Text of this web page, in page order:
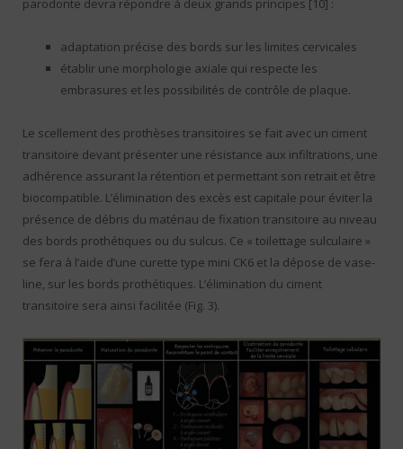
parodonte devra répondre à deux grands principes [10] :
adaptation précise des bords sur les limites cervicales
établir une morphologie axiale qui respecte les
embrasures et les possibilités de contrôle de plaque.
Le scellement des prothèses transitoires se fait avec un ciment
transitoire devant présenter une résistance aux infiltrations, une
adhérence assurant la rétention et permettant son retrait et être
biocompatible. L’élimination des excès est capitale pour éviter la
présence de débris du matériau de fixation transitoire au niveau
des bords prothétiques ou du sulcus. Ce « toilettage sulculaire »
se fera à l’aide d’une curette type mini CK6 et la dépose de vase­
line, sur les bords prothétiques. L’élimination du ciment
transitoire sera ainsi facilitée (Fig. 3).